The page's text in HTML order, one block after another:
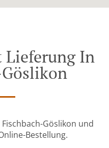
In
Göslikon und
Bestellung.